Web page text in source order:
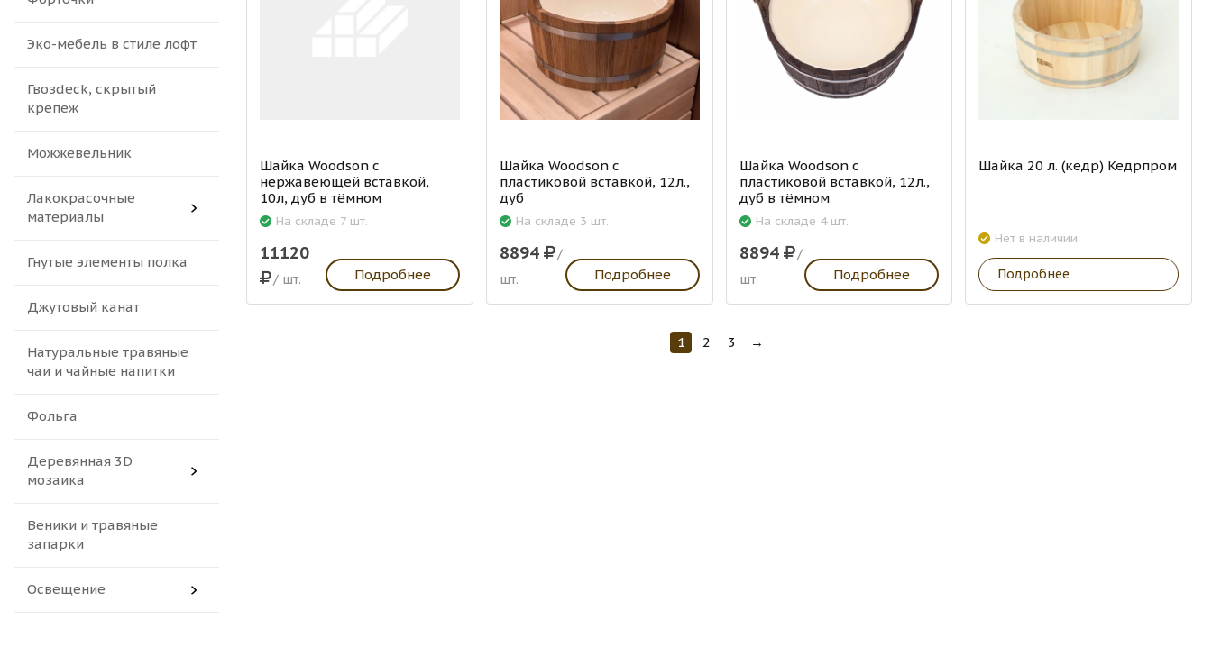
Эко-мебель в стиле лофт
Гвозdeck, скрытый
крепеж
Можжевельник
Лакокрасочные
материалы
Гнутые элементы полка
Джутовый канат
Натуральные травяные
чаи и чайные напитки
Фольга
Деревянная 3D
мозаика
Веники и травяные
запарки
Освещение
Шайка Woodson с
нержавеющей вставкой,
10л, дуб в тёмном
На складе 7 шт.
11120
/ шт. Подробнее
Шайка Woodson с
пластиковой вставкой, 12л.,
дуб
На складе 3 шт.
8894
/
шт.
Подробнее
Шайка Woodson с
пластиковой вставкой, 12л.,
дуб в тёмном
На складе 4 шт.
8894
/
шт.
Подробнее
Шайка 20 л. (кедр) Кедрпром
Нет в наличии
Подробнее
1 2 3 →